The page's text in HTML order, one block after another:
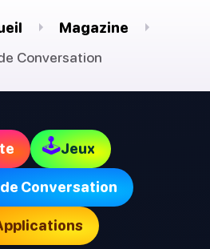
Magazine
Conversation
🕹Jeux
Conversation